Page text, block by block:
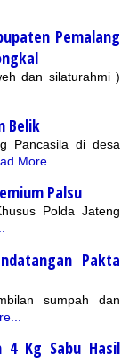
Pemalang
dan silaturahmi )
Belik
Pancasila di desa
More...
Palsu
Polda Jateng
Pakta
sumpah dan
4 Kg Sabu Hasil